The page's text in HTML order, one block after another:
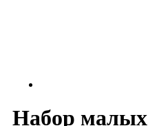
Набор малых